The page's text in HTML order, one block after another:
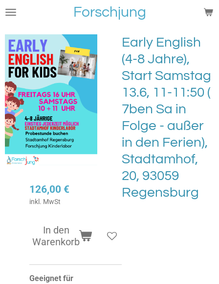
Zum
springen
Forschjung
Early English
(4-8 Jahre),
Start Samstag
13.6, 11-11:50 (
7ben Sa in
Folge - außer
in den Ferien),
Stadtamhof,
20, 93059
Regensburg
126,00 €
inkl. MwSt
In den
Warenkorb
Geeignet für